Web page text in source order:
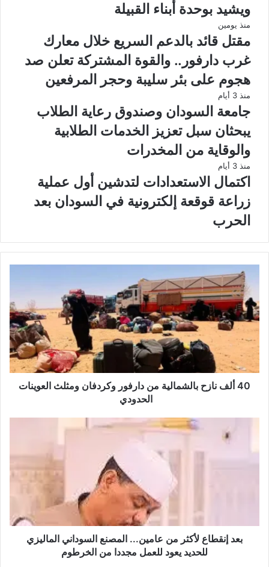
ويشيد بوحدة أبناء القبيلة
منذ يومين
مقتل قائد بالدعم السريع خلال معارك
غرب دارفور.. والقوة المشتركة تعلن صد
هجوم على بئر سليبة وحجر المرفعين
منذ 3 أيام
جامعة السودان وصندوق رعاية الطلاب
يبحثان سبل تعزيز الخدمات الطلابية
والوقاية من المخدرات
منذ 3 أيام
اكتمال الاستعدادات لتدشين أول عملية
زراعة قوقعة إلكترونية في السودان بعد
الحرب
40 ألف نازح بالشمالية من دارفور وكردفان ومثلث العوينات
الحدودي
بعد إنقطاع لأكثر من عامين... المصنع السوداني الماليزي
للحديد يعود للعمل مجددا من الخرطوم